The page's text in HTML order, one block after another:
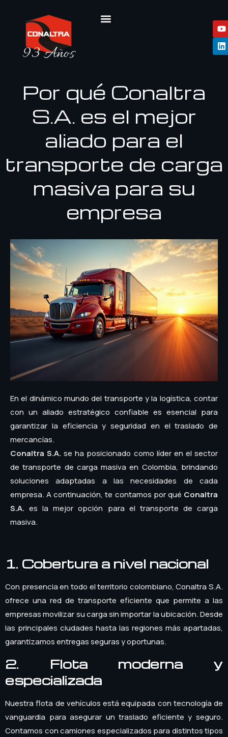
93 Años
Por qué Conaltra
S.A. es el mejor
aliado para el
transporte de carga
masiva para su
empresa
En el dinámico mundo del transporte y la logística, contar
con un aliado estratégico confiable es esencial para
garantizar la eficiencia y seguridad en el traslado de
mercancías.
Conaltra S.A. se ha posicionado como líder en el sector
de transporte de carga masiva en Colombia, brindando
soluciones adaptadas a las necesidades de cada
empresa. A continuación, te contamos por qué Conaltra
S.A. es la mejor opción para el transporte de carga
masiva.
1. Cobertura a nivel nacional
Con presencia en todo el territorio colombiano, Conaltra S.A.
ofrece una red de transporte eficiente que permite a las
empresas movilizar su carga sin importar la ubicación. Desde
las principales ciudades hasta las regiones más apartadas,
garantizamos entregas seguras y oportunas.
2. Flota moderna y
especializada
Nuestra flota de vehículos está equipada con tecnología de
vanguardia para asegurar un traslado eficiente y seguro.
Contamos con camiones especializados para distintos tipos